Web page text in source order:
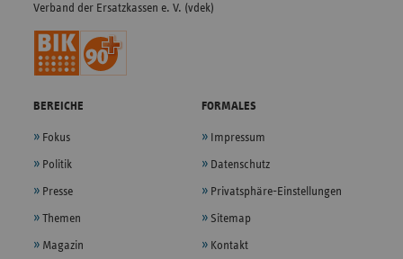
Verband der Ersatzkassen e. V. (vdek)
BEREICHE
Fokus
Politik
Presse
Themen
Magazin
FORMALES
Impressum
Datenschutz
Privatsphäre-Einstellungen
Sitemap
Kontakt